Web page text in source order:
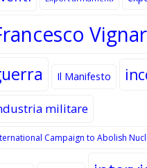
Il Manifesto
militare
Campaign to Abolish